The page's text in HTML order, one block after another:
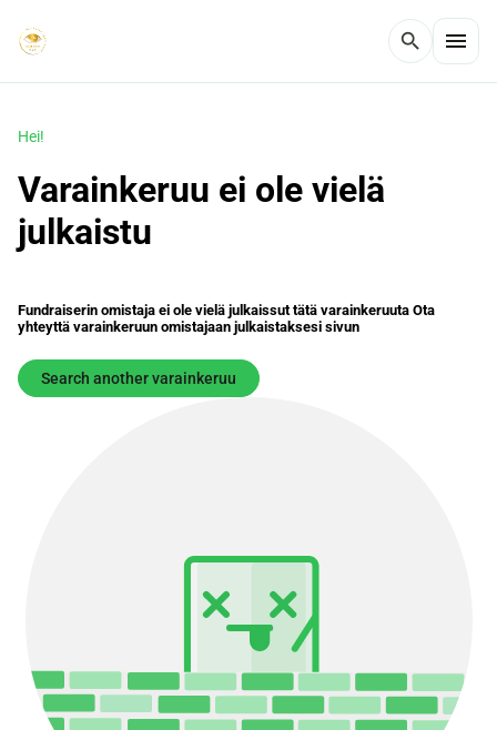
search menu
Hei!
Varainkeruu ei ole vielä
julkaistu
Fundraiserin omistaja ei ole vielä julkaissut tätä varainkeruuta Ota
yhteyttä varainkeruun omistajaan julkaistaksesi sivun
Search another varainkeruu